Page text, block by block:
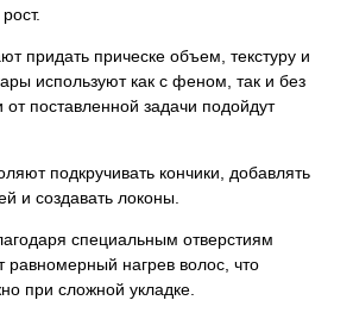
придать прическе объем, текстуру и
используют как с феном, так и без
от поставленной задачи подойдут
подкручивать кончики, добавлять
и создавать локоны.
специальным отверстиям
равномерный нагрев волос, что
при сложной укладке.